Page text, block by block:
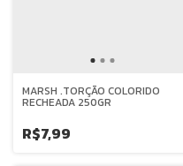
MARSH .TORÇÃO COLORIDO
RECHEADA 250GR
R$7,99